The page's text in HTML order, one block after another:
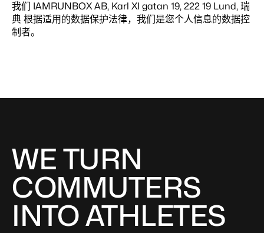
我们 IAMRUNBOX AB, Karl XI gatan 19, 222 19 Lund, 瑞
典 根据适用的数据保护法律，我们是您个人信息的数据控
制者。
WE TURN
COMMUTERS
INTO ATHLETES